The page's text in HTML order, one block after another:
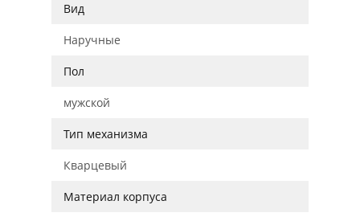
Вид
Наручные
Пол
мужской
Тип механизма
Кварцевый
Материал корпуса